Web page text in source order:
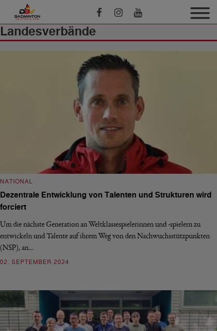
Landesverbände
NATIONAL
Dezentrale Entwicklung von Talenten und Strukturen wird
forciert
Um die nächste Generation an Weltklassespielerinnen und -spielern zu
entwickeln und Talente auf ihrem Weg von den Nachwuchsstützpunkten
(NSP), an…
02. SEPTEMBER 2024